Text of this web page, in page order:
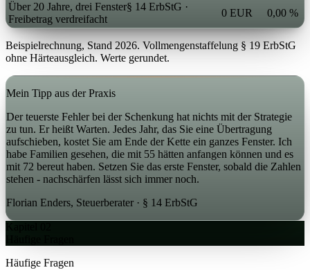
Über 20 Jahre, drei Fenster§ 14 ErbStG ·
Freibetrag verdreifacht
0 EUR 0,00 %
Beispielrechnung, Stand 2026. Vollmengenstaffelung § 19 ErbStG
ohne Härteausgleich. Werte gerundet.
Mein Tipp aus der Praxis
Der teuerste Fehler bei der Schenkung hat nichts mit der Strategie
zu tun. Er heißt Warten. Jedes Jahr, das Sie eine Übertragung
aufschieben, kostet Sie am Ende der Kette ein ganzes Fenster. Ich
habe Familien gesehen, die mit 55 hätten anfangen können und es
mit 72 bereut haben. Setzen Sie das erste Fenster, sobald die Zahlen
stehen - nachschärfen lässt sich immer noch.
Florian Enders, Steuerberater · § 14 ErbStG
Häufige Fragen